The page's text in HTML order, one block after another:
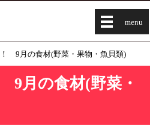
menu
9月の食材(野菜・果物・魚貝類)
月の食材(野菜・